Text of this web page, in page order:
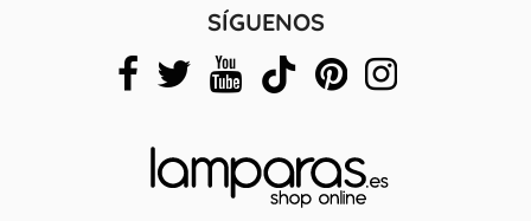
SÍGUENOS